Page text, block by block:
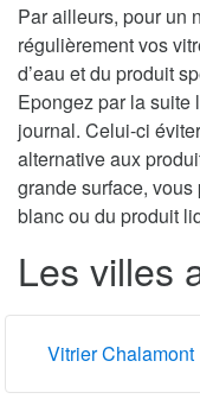
Par ailleurs, pour un
régulièrement vos
d’eau et du produit
Epongez par la suite
journal. Celui-ci
alternative aux
grande surface,
blanc ou du produit
Les villes
Vitrier Chalamont